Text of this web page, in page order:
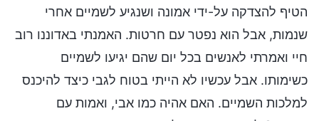
הטיף להצדקה על-ידי אמונה ושנגיע לשמיים אחרי
שנמות, אבל הוא נפטר עם חרטות. האמנתי באדוננו רוב
חיי ואמרתי לאנשים בכל יום שהם יגיעו לשמיים
כשימותו. אבל עכשיו לא הייתי בטוח לגבי כיצד להיכנס
למלכות השמיים. האם אהיה כמו אבי, ואמות עם